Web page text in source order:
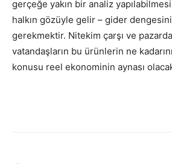
gerçeğe yakın bir analiz
halkın gözüyle gelir – gider
gerekmektir. Nitekim çarşı ve
vatandaşların bu ürünlerin ne kadarını
konusu reel ekonominin aynası